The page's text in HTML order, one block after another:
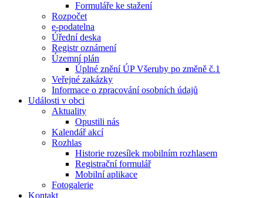
Formuláře ke stažení
Rozpočet
e-podatelna
Úřední deska
Registr oznámení
Územní plán
Úplné znění ÚP Všeruby po změně č.1
Veřejné zakázky
Informace o zpracování osobních údajů
Události v obci
Aktuality
Opustili nás
Kalendář akcí
Rozhlas
Historie rozesílek mobilním rozhlasem
Registrační formulář
Mobilní aplikace
Fotogalerie
Kontakt